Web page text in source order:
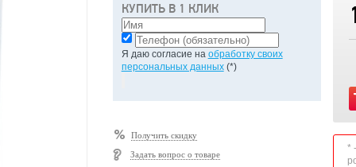
КУПИТЬ В 1 КЛИК
Я даю согласие на обработку своих
персональных данных(*)
Получить скидку
Задать вопрос о товаре
*